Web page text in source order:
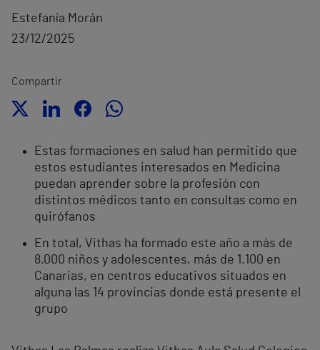
Estefanía Morán
23/12/2025
Compartir
Estas formaciones en salud han permitido que
estos estudiantes interesados en Medicina
puedan aprender sobre la profesión con
distintos médicos tanto en consultas como en
quirófanos
En total, Vithas ha formado este año a más de
8.000 niños y adolescentes, más de 1.100 en
Canarias, en centros educativos situados en
alguna las 14 provincias donde está presente el
grupo